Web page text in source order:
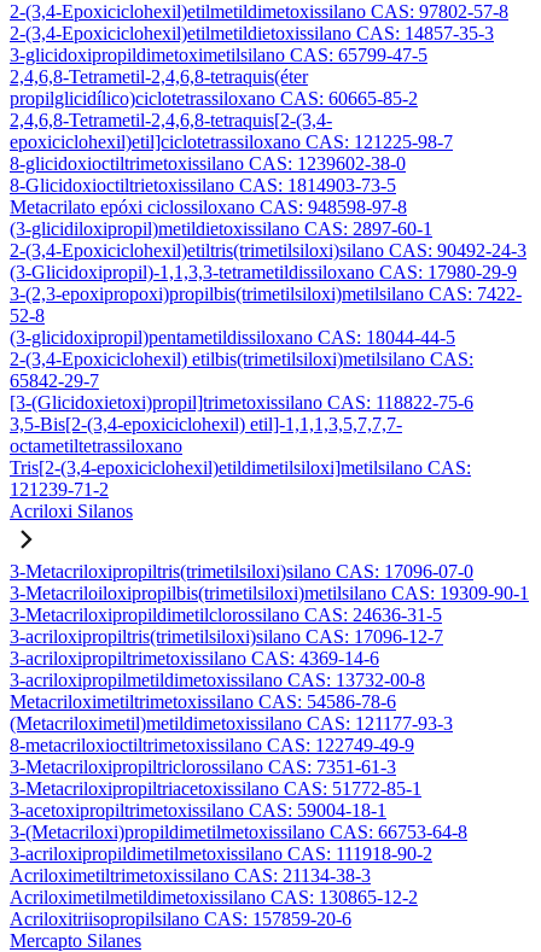
2-(3,4-Epoxiciclohexil)etilmetildimetoxissilano CAS: 97802-57-8
2-(3,4-Epoxiciclohexil)etilmetildietoxissilano CAS: 14857-35-3
3-glicidoxipropildimetoximetilsilano CAS: 65799-47-5
2,4,6,8-Tetrametil-2,4,6,8-tetraquis(éter
propilglicidílico)ciclotetrassiloxano CAS: 60665-85-2
2,4,6,8-Tetrametil-2,4,6,8-tetraquis[2-(3,4-
epoxiciclohexil)etil]ciclotetrassiloxano CAS: 121225-98-7
8-glicidoxioctiltrimetoxissilano CAS: 1239602-38-0
8-Glicidoxioctiltrietoxissilano CAS: 1814903-73-5
Metacrilato epóxi ciclossiloxano CAS: 948598-97-8
(3-glicidiloxipropil)metildietoxissilano CAS: 2897-60-1
2-(3,4-Epoxiciclohexil)etiltris(trimetilsiloxi)silano CAS: 90492-24-3
(3-Glicidoxipropil)-1,1,3,3-tetrametildissiloxano CAS: 17980-29-9
3-(2,3-epoxipropoxi)propilbis(trimetilsiloxi)metilsilano CAS: 7422-
52-8
(3-glicidoxipropil)pentametildissiloxano CAS: 18044-44-5
2-(3,4-Epoxiciclohexil) etilbis(trimetilsiloxi)metilsilano CAS:
65842-29-7
[3-(Glicidoxietoxi)propil]trimetoxissilano CAS: 118822-75-6
3,5-Bis[2-(3,4-epoxiciclohexil) etil]-1,1,1,3,5,7,7,7-
octametiltetrassiloxano
Tris[2-(3,4-epoxiciclohexil)etildimetilsiloxi]metilsilano CAS:
121239-71-2
Acriloxi Silanos
3-Metacriloxipropiltris(trimetilsiloxi)silano CAS: 17096-07-0
3-Metacriloiloxipropilbis(trimetilsiloxi)metilsilano CAS: 19309-90-1
3-Metacriloxipropildimetilclorossilano CAS: 24636-31-5
3-acriloxipropiltris(trimetilsiloxi)silano CAS: 17096-12-7
3-acriloxipropiltrimetoxissilano CAS: 4369-14-6
3-acriloxipropilmetildimetoxissilano CAS: 13732-00-8
Metacriloximetiltrimetoxissilano CAS: 54586-78-6
(Metacriloximetil)metildimetoxissilano CAS: 121177-93-3
8-metacriloxioctiltrimetoxissilano CAS: 122749-49-9
3-Metacriloxipropiltriclorossilano CAS: 7351-61-3
3-Metacriloxipropiltriacetoxissilano CAS: 51772-85-1
3-acetoxipropiltrimetoxissilano CAS: 59004-18-1
3-(Metacriloxi)propildimetilmetoxissilano CAS: 66753-64-8
3-acriloxipropildimetilmetoxissilano CAS: 111918-90-2
Acriloximetiltrimetoxissilano CAS: 21134-38-3
Acriloximetilmetildimetoxissilano CAS: 130865-12-2
Acriloxitriisopropilsilano CAS: 157859-20-6
Mercapto Silanes